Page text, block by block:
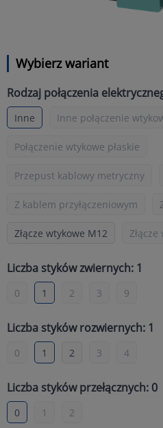
Wybierz wariant
Rodzaj połączenia
Inne Inne połączenie
Połączenie wtykowe płaskie
Przepust kablowy metryczny
Z kablem przyłączeniowym
Złącze wtykowe M12
Liczba styków zwiernych: 1
0 1 2 3 9
Liczba styków rozwiernych: 1
0 1 2 3 4
Liczba styków przełącznych: 0
0 1 2